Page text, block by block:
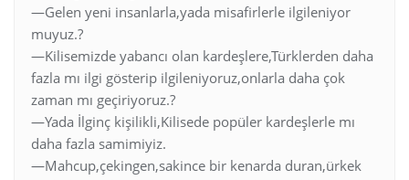
—Gelen yeni insanlarla,yada misafirlerle ilgileniyor
muyuz.?
—Kilisemizde yabancı olan kardeşlere,Türklerden daha
fazla mı ilgi gösterip ilgileniyoruz,onlarla daha çok
zaman mı geçiriyoruz.?
—Yada İlginç kişilikli,Kilisede popüler kardeşlerle mı
daha fazla samimiyiz.
—Mahcup,çekingen,sakince bir kenarda duran,ürkek